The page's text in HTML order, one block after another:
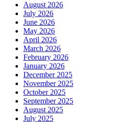
August 2026
July 2026
June 2026
May 2026
April 2026
March 2026
February 2026
January 2026
December 2025
November 2025
October 2025
September 2025
August 2025
July 2025